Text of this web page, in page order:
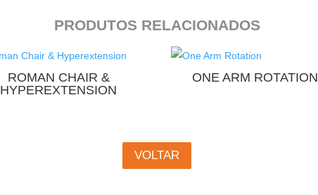
PRODUTOS RELACIONADOS
ROMAN CHAIR &
HYPEREXTENSION
ONE ARM ROTATION
VOLTAR